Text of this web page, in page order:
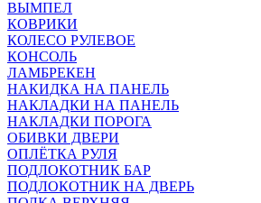
ВЫМПЕЛ
КОВРИКИ
КОЛЕСО РУЛЕВОЕ
КОНСОЛЬ
ЛАМБРЕКЕН
НАКИДКА НА ПАНЕЛЬ
НАКЛАДКИ НА ПАНЕЛЬ
НАКЛАДКИ ПОРОГА
ОБИВКИ ДВЕРИ
ОПЛЁТКА РУЛЯ
ПОДЛОКОТНИК БАР
ПОДЛОКОТНИК НА ДВЕРЬ